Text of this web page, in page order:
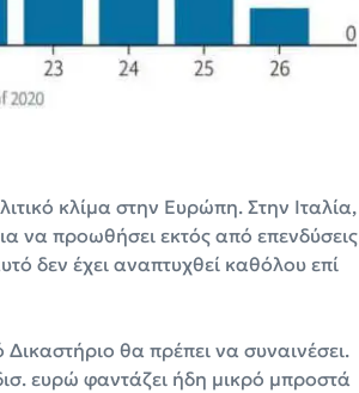
κλίμα στην Ευρώπη. Στην Ιταλία,
να προωθήσει εκτός από επενδύσεις
δεν έχει αναπτυχθεί καθόλου επί
θα πρέπει να συναινέσει.
ευρώ φαντάζει ήδη μικρό μπροστά